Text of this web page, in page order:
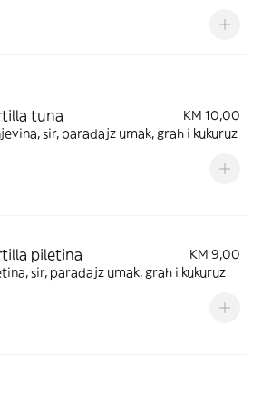
tuna
KM 10,00
sir, paradajz umak, grah i kukuruz
piletina
KM 9,00
sir, paradajz umak, grah i kukuruz